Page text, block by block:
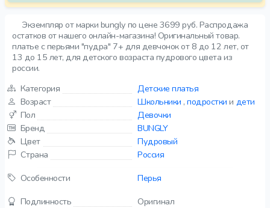
Экземпляр от марки bungly по цене 3699 руб. Распродажа
остатков от нашего онлайн-магазина! Оригинальный товар.
платье с перьями "пудра" 7+ для девчонок от 8 до 12 лет, от
13 до 15 лет, для детского возраста пудрового цвета из
россии.
Категория
Детские платья
Возраст
Школьники ,подростки и дети
Пол
Девочки
Бренд
BUNGLY
Цвет
Пудровый
Страна
Россия
Особенности
Перья
Подлинность
Оригинал